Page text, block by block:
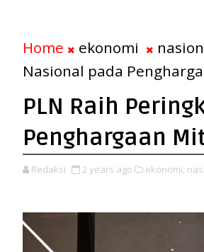
Home ekonomi
Nasional pada
PLN Raih
Penghargaan
Redaksi 2 years ago ekonomi,